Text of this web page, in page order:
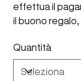
effettua il
il buono regalo,
Quantità